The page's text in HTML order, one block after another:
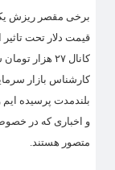
برخی مقصر ریزش
قیمت دلار تحت تاثیر
کانال ۲۷
کارشناس بازار
بلندمدت پرسیده ایم
و اخباری که در
متصور هستند.